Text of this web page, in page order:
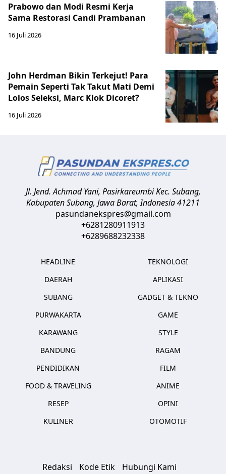
Prabowo dan Modi Resmi Kerja
Sama Restorasi Candi Prambanan
16 Juli 2026
John Herdman Bikin Terkejut! Para
Pemain Seperti Tak Takut Mati Demi
Lolos Seleksi, Marc Klok Dicoret?
16 Juli 2026
Jl. Jend. Achmad Yani, Pasirkareumbi Kec. Subang,
Kabupaten Subang, Jawa Barat,Indonesia41211
pasundanekspres@gmail.com
+6281280911913
+6289688232338
HEADLINE
DAERAH
SUBANG
PURWAKARTA
KARAWANG
BANDUNG
PENDIDIKAN
FOOD & TRAVELING
RESEP
KULINER
TEKNOLOGI
APLIKASI
GADGET & TEKNO
GAME
STYLE
RAGAM
FILM
ANIME
OPINI
OTOMOTIF
Redaksi Kode Etik Hubungi Kami